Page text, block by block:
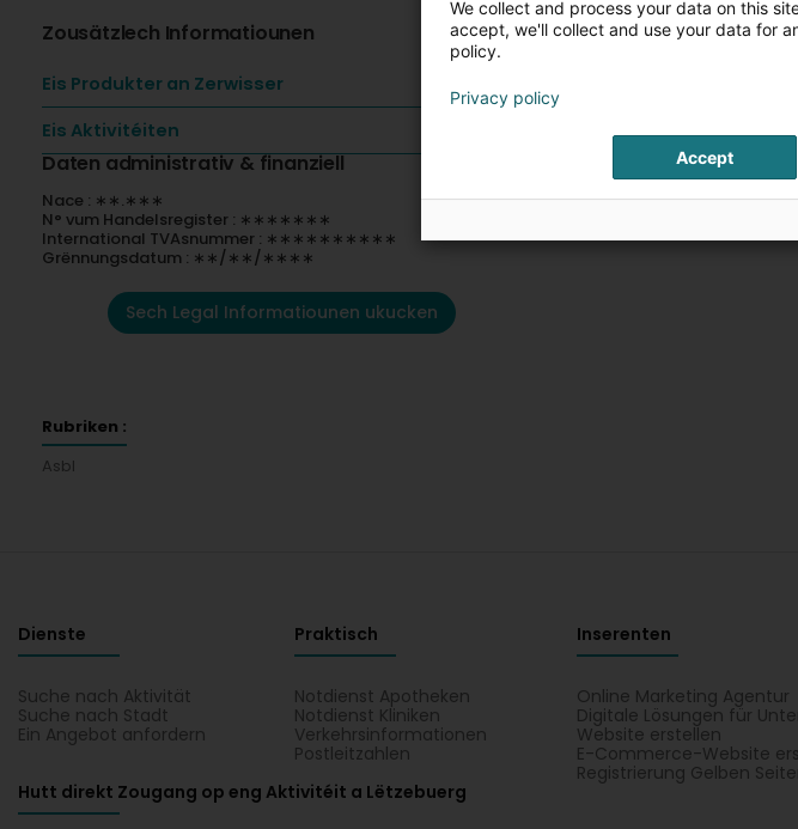
Zousätzlech Informatiounen
Eis Produkter an Zerwisser
Eis Aktivitéiten
Daten administrativ & finanziell
Nace : ∗∗.∗∗∗
N° vum Handelsregister : ∗∗∗∗∗∗∗
International TVAsnummer : ∗∗∗∗∗∗∗∗∗∗
Grënnungsdatum : ∗∗/∗∗/∗∗∗∗
Sech Legal Informatiounen ukucken
Rubriken :
Asbl
Dienste
Suche nach Aktivität
Suche nach Stadt
Ein Angebot anfordern
Praktisch
Notdienst Apotheken
Notdienst Kliniken
Verkehrsinformationen
Postleitzahlen
Inserenten
Online Marketing Agentur
Digitale Lösungen für
Website erstellen
E-Commerce-Website
Registrierung Gelben
Hutt direkt Zougang op eng Aktivitéit a Lëtzebuerg
We collect and process your data on this
accept, we'll collect and use your data for
policy.
Privacy policy
Accept